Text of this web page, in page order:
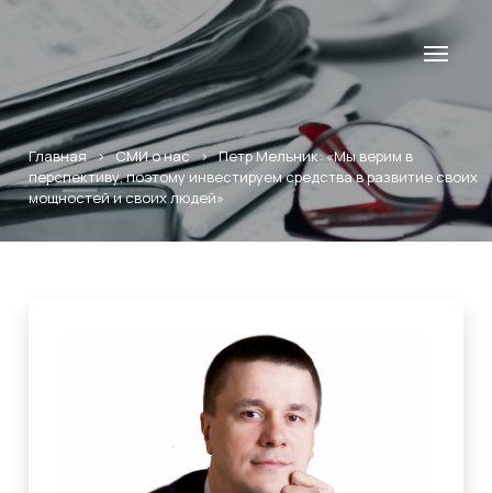
Главная>СМИ о нас>Петр Мельник: «Мы верим в
перспективу, поэтому инвестируем средства в развитие своих
мощностей и своих людей»